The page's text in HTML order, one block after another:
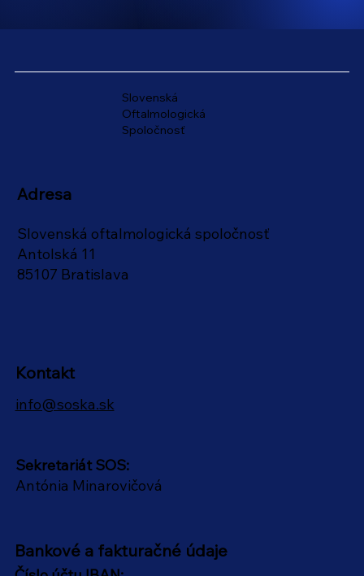
Slovenská
Oftalmologická
Spoločnosť
Adresa
Slovenská oftalmologická spoločnosť
Antolská 11
85107 Bratislava
Bankové a fakturačné údaje
Kontakt
info@soska.sk
Sekretariát SOS:
Antónia Minarovičová